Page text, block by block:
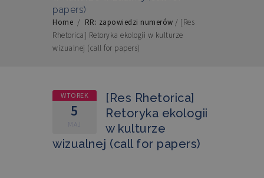
papers)
Home / RR: zapowiedzi numerów / [Res
Rhetorica] Retoryka ekologii w kulturze
wizualnej (call for papers)
WTOREK
5
MAJ
[Res Rhetorica]
Retoryka ekologii
w kulturze
wizualnej (call for papers)